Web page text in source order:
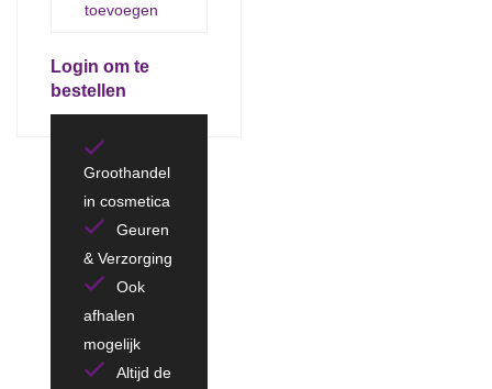
toevoegen
Login om te
bestellen
Groothandel
in cosmetica
Geuren
& Verzorging
Ook
afhalen
mogelijk
Altijd de